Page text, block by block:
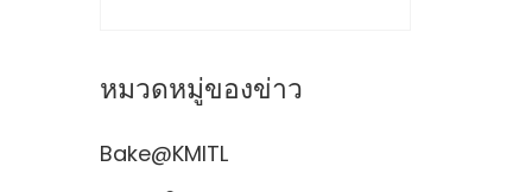
หมวดหมู่ของข่าว
Bake@KMITL